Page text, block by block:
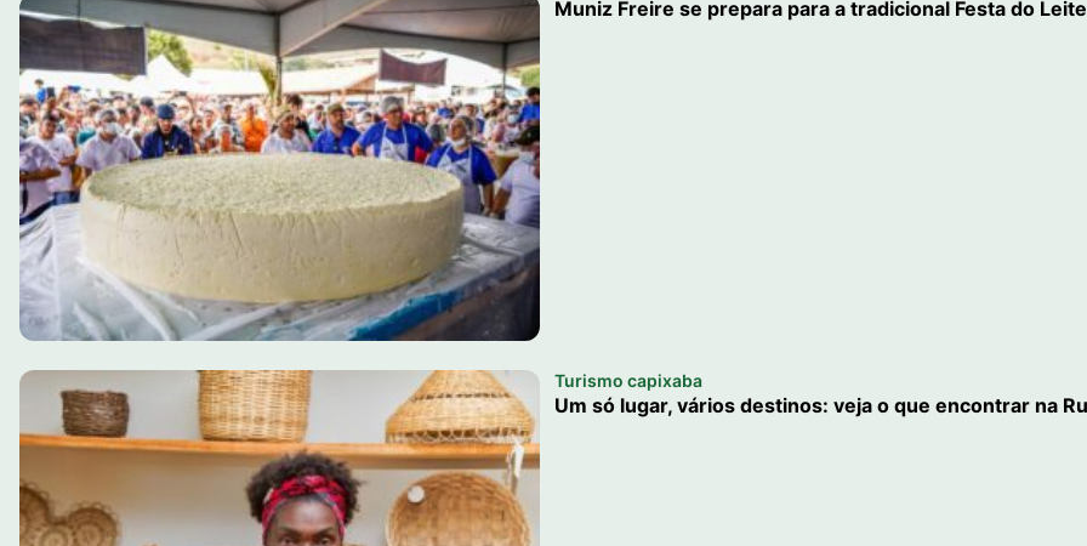
Muniz Freire se prepara para a tradicional Festa do
Turismo capixaba
Um só lugar, vários destinos: veja o que encontrar na